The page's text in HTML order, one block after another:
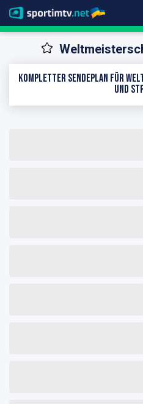
Kompletter Sendeplan für
und